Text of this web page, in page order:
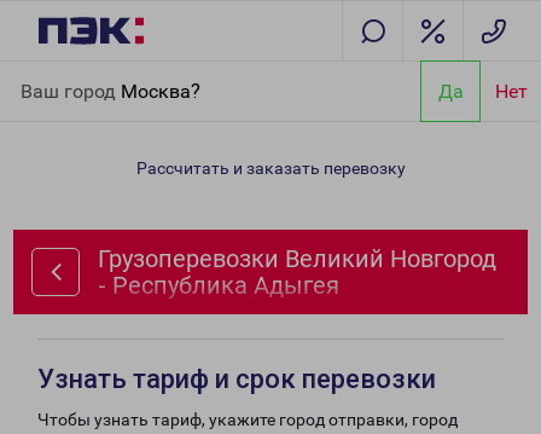
Ваш город Москва? Да Нет
Республика Адыгея
Рассчитать и заказать перевозку
Грузоперевозки Великий Новгород
- Республика Адыгея
Узнать тариф и срок перевозки
Чтобы узнать тариф, укажите город отправки, город